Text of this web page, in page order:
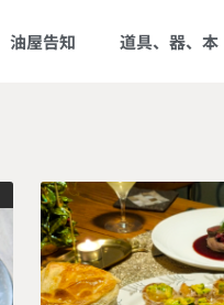
油屋告知 道具、器、本